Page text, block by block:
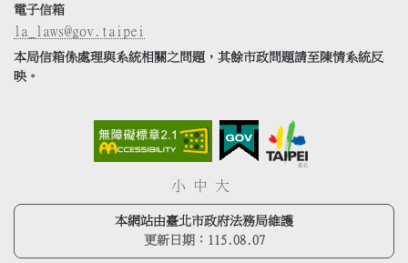
電子信箱
la_laws@gov.taipei
本局信箱係處理與系統相關之問題，其餘市政問題請至陳情系統反
映。
小 中 大
本網站由臺北市政府法務局維護
更新日期： 115.08.07